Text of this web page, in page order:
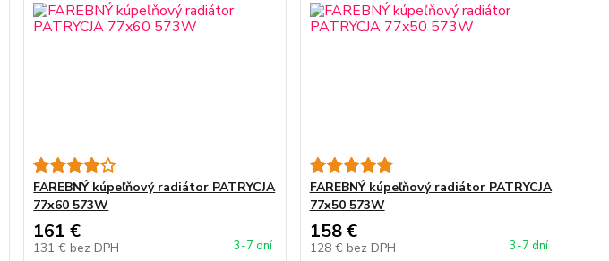
FAREBNÝ kúpeľňový radiátor PATRYCJA
77x60 573W
161 €
131 € bez DPH 3-7 dní
FAREBNÝ kúpeľňový radiátor PATRYCJA
77x50 573W
158 €
128 € bez DPH 3-7 dní